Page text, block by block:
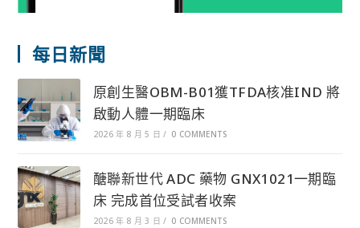
每日新聞
原創生醫OBM-B01獲TFDA核准IND 將
啟動人體一期臨床
2026 年 8 月 5 日 / 0 COMMENTS
醣聯新世代 ADC 藥物 GNX1021一期臨
床 完成首位受試者收案
2026 年 8 月 3 日 / 0 COMMENTS